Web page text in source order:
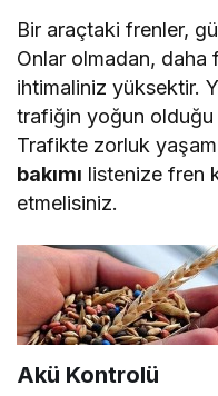
Bir araçtaki frenler,
Onlar olmadan, daha
ihtimaliniz yüksektir.
trafiğin yoğun olduğu
Trafikte zorluk
bakımı listenize fren
etmelisiniz.
Akü Kontrolü